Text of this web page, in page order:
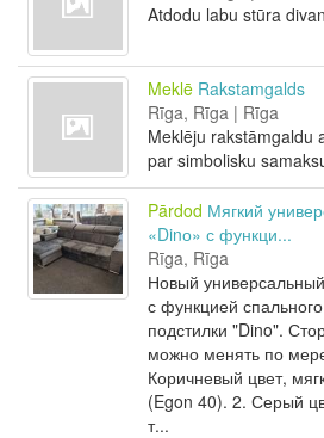
Atdodu labu stūra
Meklē Rakstamgalds
Rīga, Rīga | Rīga
Meklēju rakstāmgaldu
par simbolisku
Pārdod Мягкий
«Dinо» с функци...
Rīga, Rīga
Новый
с функцией
подстилки "Dino".
можно менять по
Коричневый цвет,
(Egon 40). 2. Серый
т...